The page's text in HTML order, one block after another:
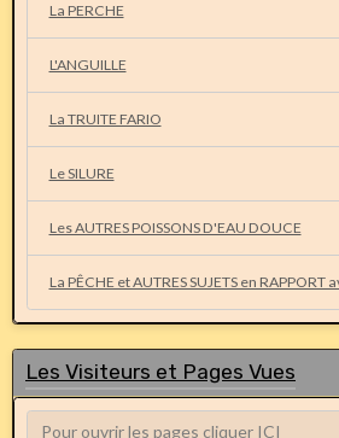
La PERCHE
L'ANGUILLE
La TRUITE FARIO
Le SILURE
Les AUTRES POISSONS D'EAU DOUCE
La PÊCHE et AUTRES SUJETS en RAPPORT
Les Visiteurs et Pages Vues